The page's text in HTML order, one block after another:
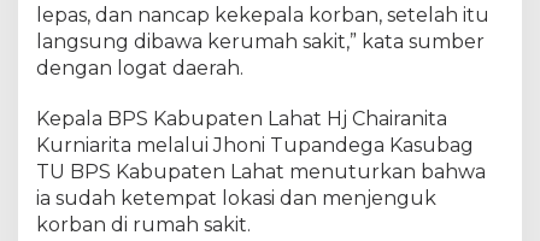
lepas, dan nancap kekepala korban, setelah itu
langsung dibawa kerumah sakit,” kata sumber
dengan logat daerah.
Kepala BPS Kabupaten Lahat Hj Chairanita
Kurniarita melalui Jhoni Tupandega Kasubag
TU BPS Kabupaten Lahat menuturkan bahwa
ia sudah ketempat lokasi dan menjenguk
korban di rumah sakit.